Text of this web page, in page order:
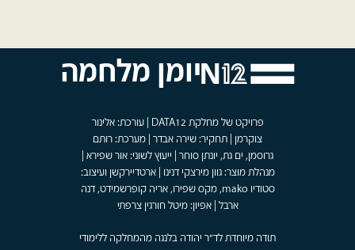
יומן מלחמה
פרויקט של מחלקת DATA12 | עורכת: אלינור
צוקרמן | תחקיר: שירה אבדר | מערכת: רותם
גרוסמן, ים גת, יונתן סוחר | ייעוץ לשוני: אור שפירא |
מנהלת מוצר: גוון מירצקי דנינו | ארטדיירקשן ועיצוב:
סטודיו mako, מקס שפירו, אריה קופרשמידט, דנה
ארבל | אפיון: מיטל חורגין צרפתי
תודה מיוחדת לד"ר יהודה בלנגה מהמחלקה ללימודי